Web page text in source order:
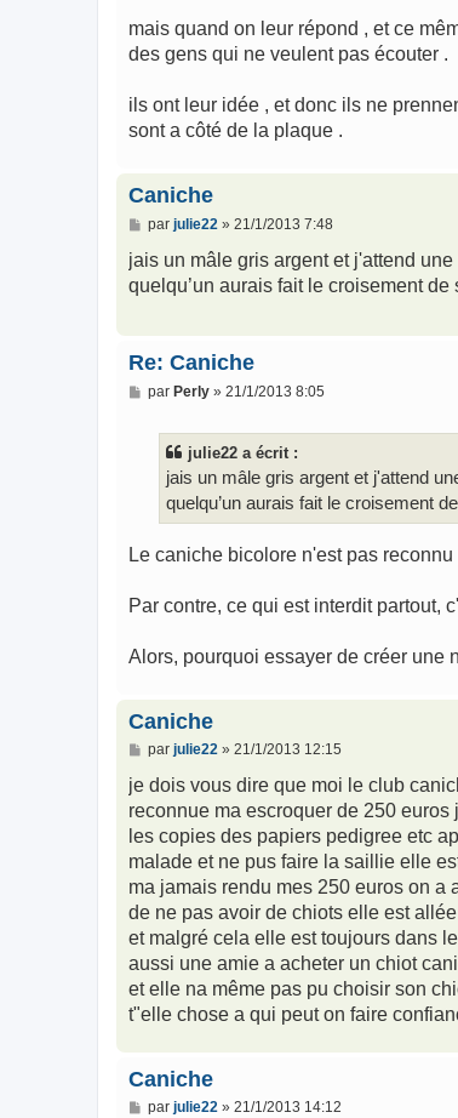
mais quand on leur répond , et ce
des gens qui ne veulent pas écouter .
ils ont leur idée , et donc ils ne
sont a côté de la plaque .
Caniche
M
s
a
par julie22 » 21/1/2013 7:48
jais un mâle gris argent et j'attend
quelqu’un aurais fait le croisement
Re: Caniche
M
par Perly» 21/1/2013 8:05
julie22 a écrit :
jais un mâle gris argent et j'attend
quelqu’un aurais fait le croisement
Le caniche bicolore n'est pas
Par contre, ce qui est interdit partout,
Alors, pourquoi essayer de créer une
Caniche
M
s
a
g
par julie22» 21/1/2013 12:15
je dois vous dire que moi le club
reconnue ma escroquer de 250
les copies des papiers pedigree etc
malade et ne pus faire la saillie elle
ma jamais rendu mes 250 euros on
de ne pas avoir de chiots elle est
et malgré cela elle est toujours dans
aussi une amie a acheter un chiot
et elle na même pas pu choisir son
t"elle chose a qui peut on faire
Caniche
M
par julie22» 21/1/2013 14:12